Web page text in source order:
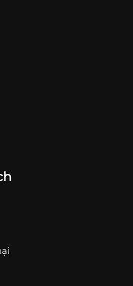
là rẻ và tốt — quan
ở hãng? Khi
phức tạp